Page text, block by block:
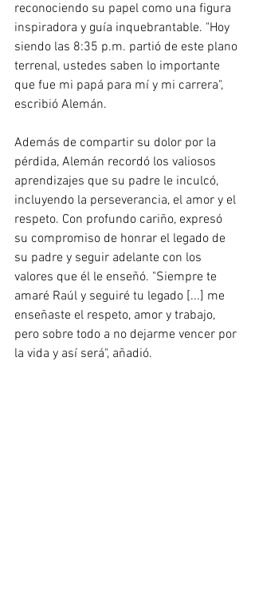
reconociendo su papel como una figura
inspiradora y guía inquebrantable. "Hoy
siendo las 8:35 p.m. partió de este plano
terrenal, ustedes saben lo importante
que fue mi papá para mí y mi carrera",
escribió Alemán.
Además de compartir su dolor por la
pérdida, Alemán recordó los valiosos
aprendizajes que su padre le inculcó,
incluyendo la perseverancia, el amor y el
respeto. Con profundo cariño, expresó
su compromiso de honrar el legado de
su padre y seguir adelante con los
valores que él le enseñó. "Siempre te
amaré Raúl y seguiré tu legado [...] me
enseñaste el respeto, amor y trabajo,
pero sobre todo a no dejarme vencer por
la vida y así será", añadió.